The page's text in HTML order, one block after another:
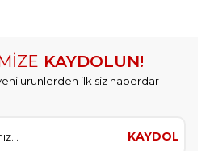
KAYDOLUN!
ürünlerden ilk siz haberdar
KAYDOL